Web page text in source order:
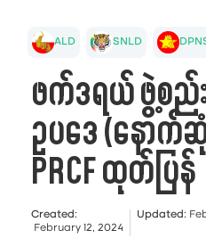
ALD SNLD
ဖက်ဒရယ် ဖွဲ့စည်
ဥပဒေ (နောက်
PRCF ထုတ်ပြန်
Created:
February 12, 2024
Updated: